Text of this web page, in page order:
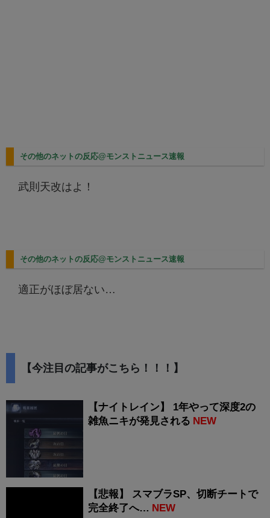
その他のネットの反応@モンストニュース速報
武則天改はよ！
その他のネットの反応@モンストニュース速報
適正がほぼ居ない…
【今注目の記事がこちら！！！】
【ナイトレイン】 1年やって深度2の
雑魚ニキが発見される NEW
【悲報】 スマブラSP、切断チートで
完全終了へ… NEW